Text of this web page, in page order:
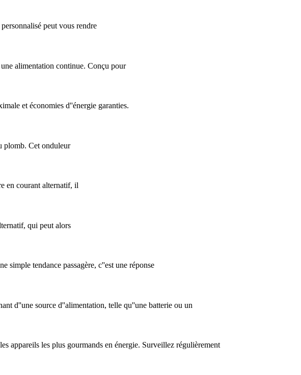
peut vous rendre
alimentation continue. Conçu pour
et économies d''énergie garanties.
plomb. Cet onduleur
en courant alternatif, il
qui peut alors
tendance passagère, c''est une réponse
d''une source d''alimentation, telle qu''une batterie ou un
appareils les plus gourmands en énergie. Surveillez régulièrement